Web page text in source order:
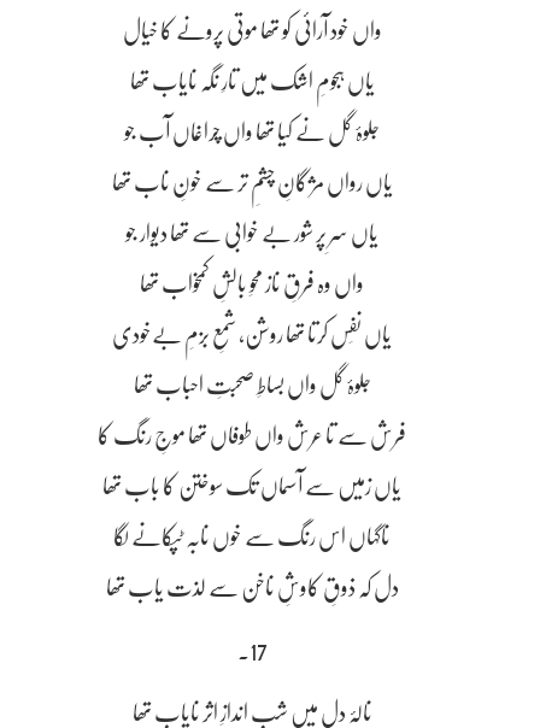
واں خود آرائی کو تھا موتی پرونے کا خیال
یاں ہجومِ اشک میں تارِ نگہ نایاب تھا
جلوۂ گل نے کیا تھا واں چراغاں آب جو
یاں رواں مژگانِ چشمِ تر سے خونِ ناب تھا
یاں سرِ پر شور بے خوابی سے تھا دیوار جو
واں وہ فرقِ ناز محوِ بالشِ کمخواب تھا
یاں نفَس کرتا تھا روشن، شمعِ بزمِ بےخودی
جلوۂ گل واں بساطِ صحبتِ احباب تھا
فرش سے تا عرش واں طوفاں تھا موجِ رنگ کا
یاں زمیں سے آسماں تک سوختن کا باب تھا
ناگہاں اس رنگ سے خوں نابہ ٹپکانے لگا
دل کہ ذوقِ کاوشِ ناخن سے لذت یاب تھا
17۔
نالۂ دل میں شب اندازِ اثر نایاب تھا